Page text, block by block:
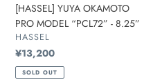
[HASSEL] YUYA OKAMOTO
PRO MODEL “PCL72” - 8.25”
販
売
HASSEL
通
常
¥13,200
SOLD OUT